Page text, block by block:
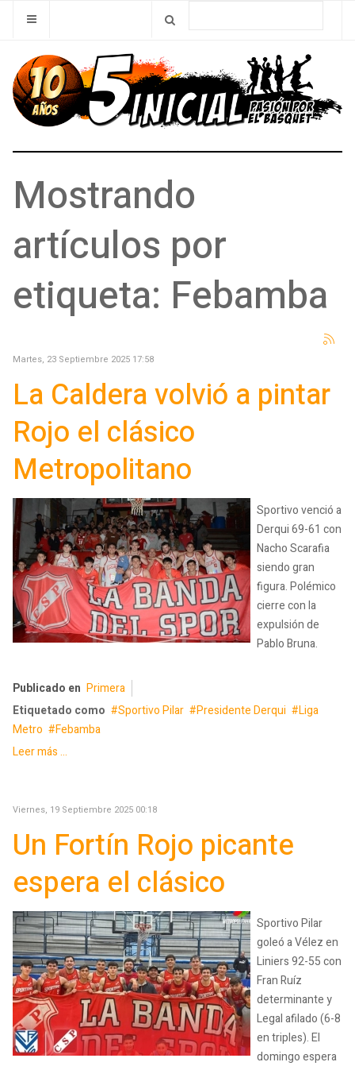
Mostrando
artículos por
etiqueta: Febamba
Martes, 23 Septiembre 2025 17:58
La Caldera volvió a pintar
Rojo el clásico
Metropolitano
Sportivo venció a
Derqui 69-61 con
Nacho Scarafia
siendo gran
figura. Polémico
cierre con la
expulsión de
Pablo Bruna.
Publicado en Primera
Etiquetado como
Sportivo Pilar Presidente Derqui
Liga
Metro
Febamba
Leer más ...
Viernes, 19 Septiembre 2025 00:18
Un Fortín Rojo picante
espera el clásico
Sportivo Pilar
goleó a Vélez en
Liniers 92-55 con
Fran Ruíz
determinante y
Legal afilado (6-8
en triples). El
domingo espera